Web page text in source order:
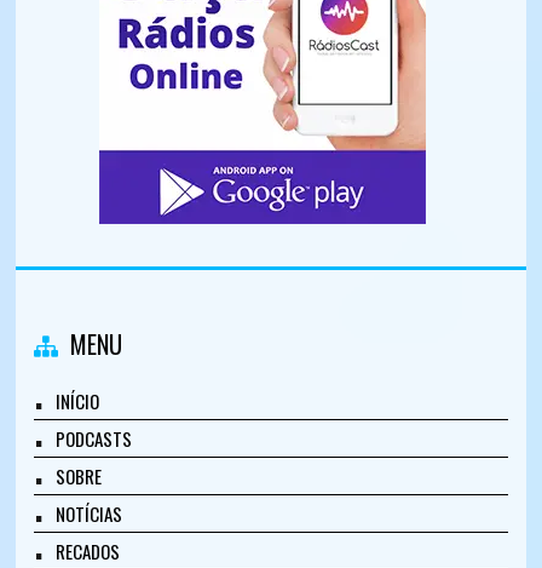
MENU
INÍCIO
PODCASTS
SOBRE
NOTÍCIAS
RECADOS